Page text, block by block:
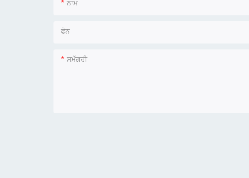
ਨਾਮ
ਫੋਨ
ਸਮੱਗਰੀ